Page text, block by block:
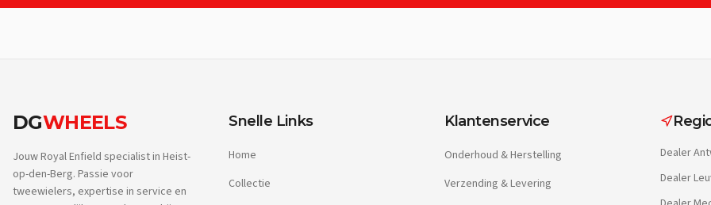
DGWHEELS
Jouw Royal Enfield specialist in Heist-
op-den-Berg. Passie voor
tweewielers, expertise in service en
Snelle Links
Home
Collectie
Klantenservice
Onderhoud & Herstelling
Verzending & Levering
Dealer
Dealer